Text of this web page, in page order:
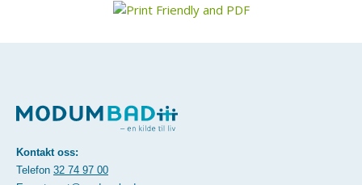
Kontakt oss:
Telefon 32 74 97 00